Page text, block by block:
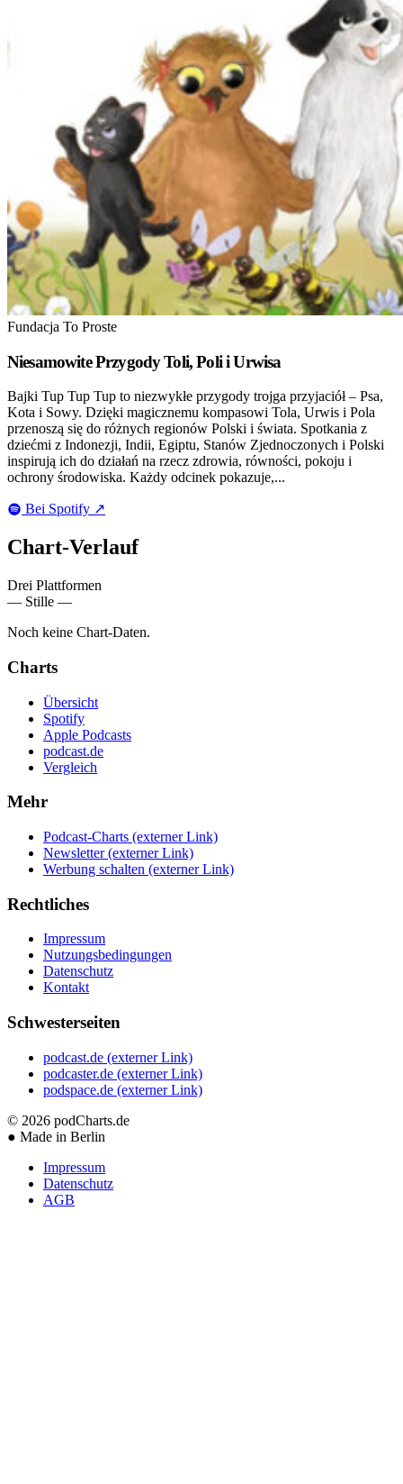
Fundacja To Proste
Niesamowite Przygody Toli, Poli i Urwisa
Bajki Tup Tup Tup to niezwykłe przygody trojga przyjaciół – Psa,
Kota i Sowy. Dzięki magicznemu kompasowi Tola, Urwis i Pola
przenoszą się do różnych regionów Polski i świata. Spotkania z
dziećmi z Indonezji, Indii, Egiptu, Stanów Zjednoczonych i Polski
inspirują ich do działań na rzecz zdrowia, równości, pokoju i
ochrony środowiska. Każdy odcinek pokazuje,...
Bei Spotify ↗
Chart-Verlauf
Drei Plattformen
— Stille —
Noch keine Chart-Daten.
Charts
Übersicht
Spotify
Apple Podcasts
podcast.de
Vergleich
Mehr
Podcast-Charts (externer Link)
Newsletter (externer Link)
Werbung schalten (externer Link)
Rechtliches
Impressum
Nutzungsbedingungen
Datenschutz
Kontakt
Schwesterseiten
podcast.de (externer Link)
podcaster.de (externer Link)
podspace.de (externer Link)
© 2026 podCharts.de
● Made in Berlin
Impressum
Datenschutz
AGB